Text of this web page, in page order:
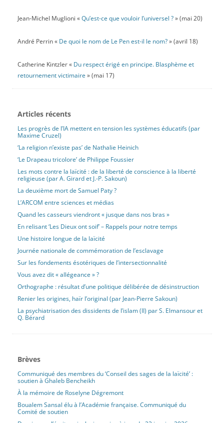
Jean-Michel Muglioni «Qu’est-ce que vouloir l’universel ?» (mai 20)
André Perrin « De quoi le nom de Le Pen est-il le nom?» (avril 18)
Catherine Kintzler « Du respect érigé en principe. Blasphème et
retournement victimaire » (mai 17)
Articles récents
Les progrès de l’IA mettent en tension les systèmes éducatifs (par
Maxime Cruzel)
‘La religion n’existe pas’ de Nathalie Heinich
‘Le Drapeau tricolore’ de Philippe Foussier
Les mots contre la laïcité : de la liberté de conscience à la liberté
religieuse (par A. Girard et J.-P. Sakoun)
La deuxième mort de Samuel Paty ?
L’ARCOM entre sciences et médias
Quand les casseurs viendront « jusque dans nos bras »
En relisant ‘Les Dieux ont soif’ – Rappels pour notre temps
Une histoire longue de la laïcité
Journée nationale de commémoration de l’esclavage
Sur les fondements ésotériques de l’intersectionnalité
Vous avez dit « allégeance » ?
Orthographe : résultat d’une politique délibérée de désinstruction
Renier les origines, haïr l’original (par Jean-Pierre Sakoun)
La psychiatrisation des dissidents de l’islam (II) par S. Elmansour et
Q. Bérard
Brèves
Communiqué des membres du ‘Conseil des sages de la laïcité’ :
soutien à Ghaleb Bencheikh
À la mémoire de Roselyne Dégremont
Boualem Sansal élu à l’Académie française. Communiqué du
Comité de soutien